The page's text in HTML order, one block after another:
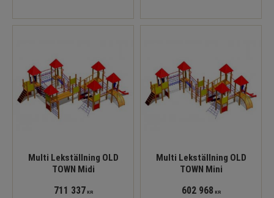
Multi Lekställning OLD
TOWN Midi
711 337 KR
Multi Lekställning OLD
TOWN Mini
602 968 KR